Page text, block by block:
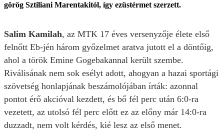
görög Sztiliani Marentakitól, így ezüstérmet szerzett.
Salim Kamilah, az MTK 17 éves versenyzője élete első
felnőtt Eb-jén három győzelmet aratva jutott el a döntőig,
ahol a török Emine Gogebakannal került szembe.
Riválisának nem sok esélyt adott, ahogyan a hazai sportági
szövetség honlapjának beszámolójában írták: azonnal
pontot érő akcióval kezdett, és bő fél perc után 6:0-ra
vezetett, az utolsó fél perc előtt ez az előny már 14:0-ra
duzzadt, nem volt kérdés, kié lesz az első menet.